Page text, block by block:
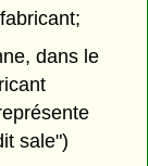
dans le
sale")